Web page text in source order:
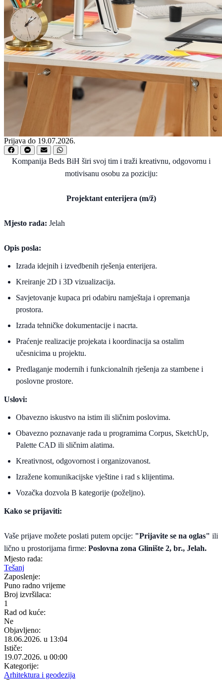
Prijava do 19.07.2026.
Kompanija Beds BiH širi svoj tim i traži kreativnu, odgovornu i
motivisanu osobu za poziciju:
Projektant enterijera (m/ž)
Mjesto rada: Jelah
Opis posla:
Izrada idejnih i izvedbenih rješenja enterijera.
Kreiranje 2D i 3D vizualizacija.
Savjetovanje kupaca pri odabiru namještaja i opremanja
prostora.
Izrada tehničke dokumentacije i nacrta.
Praćenje realizacije projekata i koordinacija sa ostalim
učesnicima u projektu.
Predlaganje modernih i funkcionalnih rješenja za stambene i
poslovne prostore.
Uslovi:
Obavezno iskustvo na istim ili sličnim poslovima.
Obavezno poznavanje rada u programima Corpus, SketchUp,
Palette CAD ili sličnim alatima.
Kreativnost, odgovornost i organizovanost.
Izražene komunikacijske vještine i rad s klijentima.
Vozačka dozvola B kategorije (poželjno).
Kako se prijaviti:
Vaše prijave možete poslati putem opcije: "Prijavite se na oglas" ili
lično u prostorijama firme: Poslovna zona Glinište 2, br., Jelah.
Mjesto rada:
Tešanj
Zaposlenje:
Puno radno vrijeme
Broj izvršilaca:
1
Rad od kuće:
Ne
Objavljeno:
18.06.2026. u 13:04
Ističe:
19.07.2026. u 00:00
Kategorije:
Arhitektura i geodezija